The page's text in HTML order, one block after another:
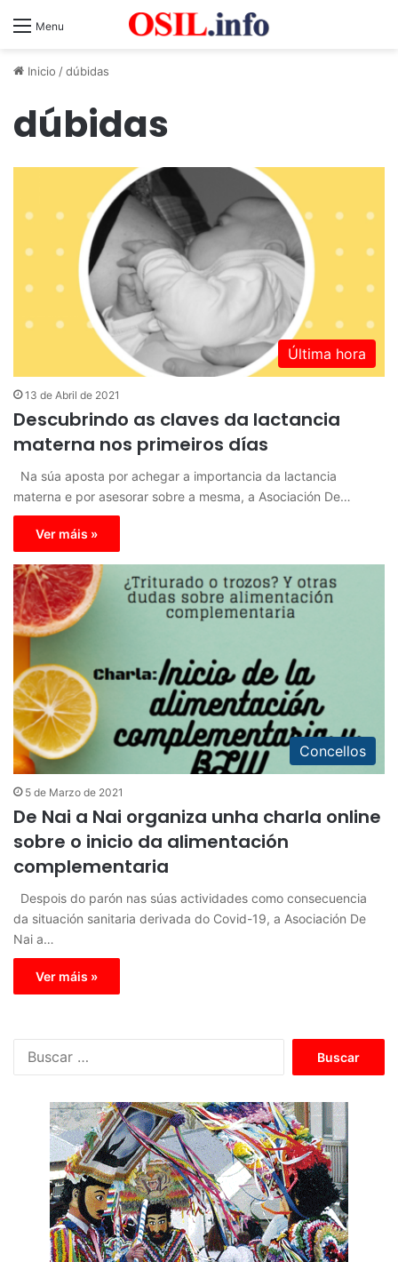
Menu
Inicio /dúbidas
dúbidas
Última hora
13 de Abril de 2021
Descubrindo as claves da lactancia
materna nos primeiros días
Na súa aposta por achegar a importancia da lactancia
materna e por asesorar sobre a mesma, a Asociación De…
Ver máis »
Concellos
5 de Marzo de 2021
De Nai a Nai organiza unha charla online
sobre o inicio da alimentación
complementaria
Despois do parón nas súas actividades como consecuencia
da situación sanitaria derivada do Covid-19, a Asociación De
Nai a…
Ver máis »
c
a
r
: